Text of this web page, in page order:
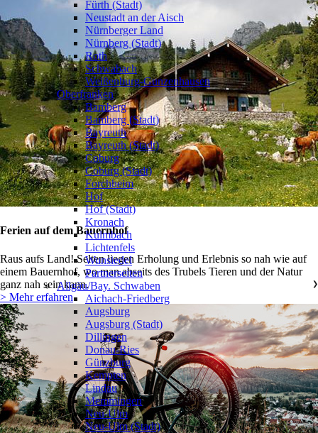
Ferien auf dem Bauernhof
Raus aufs Land! Selten liegen Erholung und Erlebnis so nah wie auf
einem Bauernhof, wo man abseits des Trubels Tieren und der Natur
ganz nah sein kann.
> Mehr erfahren
Fürth (Stadt)
Neustadt an der Aisch
Nürnberger Land
Nürnberg (Stadt)
Roth
Schwabach
Weißenburg-Gunzenhausen
Oberfranken
❯
Bamberg
Bamberg (Stadt)
Bayreuth
Bayreuth (Stadt)
Coburg
Coburg (Stadt)
Forchheim
Hof
Hof (Stadt)
Kronach
Kulmbach
Lichtenfels
Wunsiedel
Partnerseiten
Allgäu/Bay. Schwaben
❯
Aichach-Friedberg
Augsburg
Augsburg (Stadt)
Dillingen
Donau-Ries
Günzburg
Kempten
Lindau
Memmingen
Neu-Ulm
Neu-Ulm (Stadt)